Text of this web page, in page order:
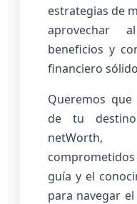
estrategias de
aprovechar
beneficios y
financiero
Queremos
de tu
guía y el
para navegar